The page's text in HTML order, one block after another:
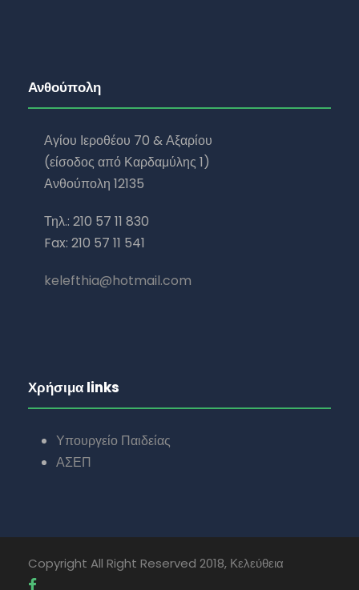
Ανθούπολη
Αγίου Ιεροθέου 70 & Αξαρίου
(είσοδος από Καρδαμύλης 1)
Ανθούπολη 12135
Τηλ.: 210 57 11 830
Fax: 210 57 11 541
kelefthia@hotmail.com
Χρήσιμα links
Υπουργείο Παιδείας
ΑΣΕΠ
Copyright All Right Reserved 2018, Κελεύθεια